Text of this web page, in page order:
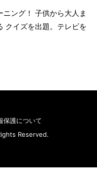
ング！ 子供から大人ま
クイズを出題。テレビを
保護について
Reserved.